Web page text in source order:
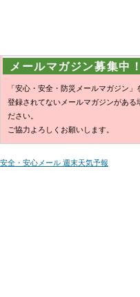
メールマガジン募集中！
「安心・安全・防災メールマガジン」
登録されてないメールマガジンがある
ださい。
ご協力よろしくお願いします。
安全・安心メール 週末天気予報